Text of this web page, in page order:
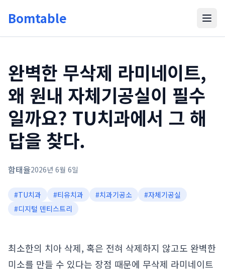
Bomtable
완벽한 무삭제 라미네이트,
왜 원내 자체기공실이 필수
일까요? TU치과에서 그 해
답을 찾다.
함태율2026년 6월 6일
#TU치과 #티유치과 #치과기공소 #자체기공실
#디지털 덴티스트리
최소한의 치아 삭제, 혹은 전혀 삭제하지 않고도 완벽한
미소를 만들 수 있다는 장점 때문에 무삭제 라미네이트